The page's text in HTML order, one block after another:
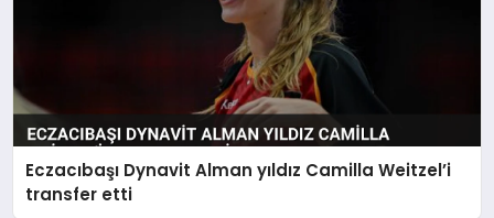
Eczacıbaşı Dynavit Alman yıldız Camilla Weitzel’i
transfer etti